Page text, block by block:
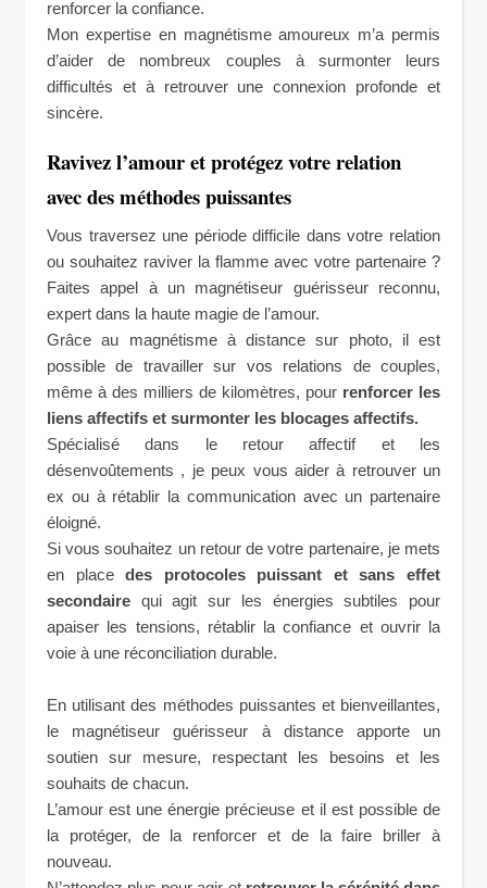
renforcer la confiance.
Mon expertise en magnétisme amoureux m’a permis
d’aider de nombreux couples à surmonter leurs
difficultés et à retrouver une connexion profonde et
sincère.
Ravivez l’amour et protégez votre relation
avec des méthodes puissantes
Vous traversez une période difficile dans votre relation
ou souhaitez raviver la flamme avec votre partenaire ?
Faites appel à un magnétiseur guérisseur reconnu,
expert dans la haute magie de l’amour.
Grâce au magnétisme à distance sur photo, il est
possible de travailler sur vos relations de couples,
même à des milliers de kilomètres, pour renforcer les
liens affectifs et surmonter les blocages affectifs.
Spécialisé dans le retour affectif et les
désenvoûtements , je peux vous aider à retrouver un
ex ou à rétablir la communication avec un partenaire
éloigné.
Si vous souhaitez un retour de votre partenaire, je mets
en placedes protocoles puissant et sans effet
secondaire qui agit sur les énergies subtiles pour
apaiser les tensions, rétablir la confiance et ouvrir la
voie à une réconciliation durable.
En utilisant des méthodes puissantes et bienveillantes,
le magnétiseur guérisseur à distance apporte un
soutien sur mesure, respectant les besoins et les
souhaits de chacun.
L’amour est une énergie précieuse et il est possible de
la protéger, de la renforcer et de la faire briller à
nouveau.